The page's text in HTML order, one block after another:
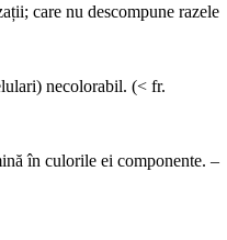
care nu descompune razele
necolorabil. (< fr.
în culorile ei componente. –